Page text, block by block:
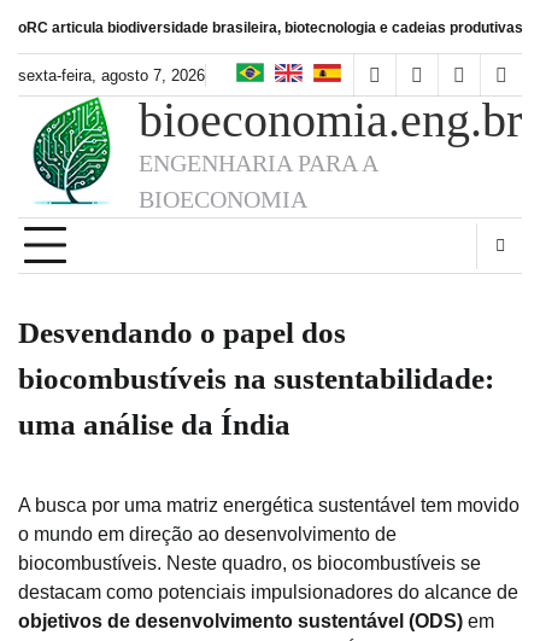
content
biodiversidade brasileira, biotecnologia e cadeias produtivas de
sexta-feira, agosto 7, 2026
facebookinstagram
linkedin
bioeconomia.eng.br
ENGENHARIA PARA A
BIOECONOMIA
Desvendando o papel dos
biocombustíveis na sustentabilidade:
uma análise da Índia
A busca por uma matriz energética sustentável tem movido
o mundo em direção ao desenvolvimento de
biocombustíveis. Neste quadro, os biocombustíveis se
destacam como potenciais impulsionadores do alcance de
objetivos de desenvolvimento sustentável (ODS) em